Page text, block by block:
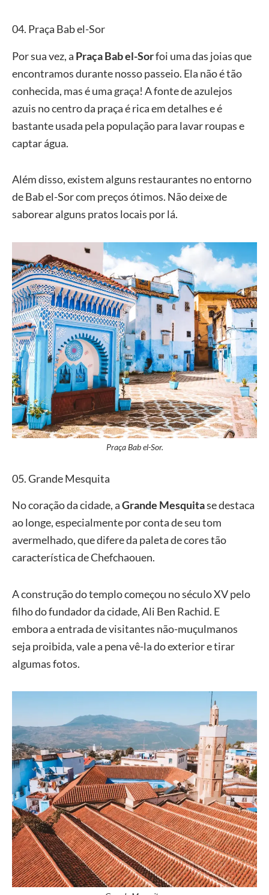
04. Praça Bab el-Sor
Por sua vez, a Praça Bab el-Sorfoi uma das joias que
encontramos durante nosso passeio. Ela não é tão
conhecida, mas é uma graça! A fonte de azulejos
azuis no centro da praça é rica em detalhes e é
bastante usada pela população para lavar roupas e
captar água.
Além disso, existem alguns restaurantes no entorno
de Bab el-Sor com preços ótimos. Não deixe de
saborear alguns pratos locais por lá.
Praça Bab el-Sor.
05. Grande Mesquita
No coração da cidade, aGrande Mesquitase destaca
ao longe, especialmente por conta de seu tom
avermelhado, que difere da paleta de cores tão
característica de Chefchaouen.
A construção do templo começou no século XV pelo
filho do fundador da cidade, Ali Ben Rachid. E
embora a entrada de visitantes não-muçulmanos
seja proibida, vale a pena vê-la do exterior e tirar
algumas fotos.